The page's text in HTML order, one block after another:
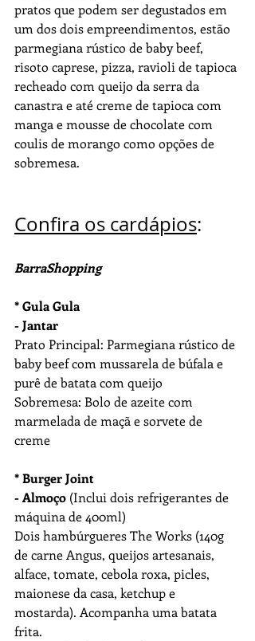
pratos que podem ser degustados em
um dos dois empreendimentos, estão
parmegiana rústico de baby beef,
risoto caprese, pizza, ravioli de tapioca
recheado com queijo da serra da
canastra e até creme de tapioca com
manga e mousse de chocolate com
coulis de morango como opções de
sobremesa.
Confira os cardápios:
BarraShopping
* Gula Gula
- Jantar
Prato Principal: Parmegiana rústico de
baby beef com mussarela de búfala e
purê de batata com queijo
Sobremesa: Bolo de azeite com
marmelada de maçã e sorvete de
creme
* Burger Joint
- Almoço (Inclui dois refrigerantes de
máquina de 400ml)
Dois hambúrgueres The Works (140g
de carne Angus, queijos artesanais,
alface, tomate, cebola roxa, picles,
maionese da casa, ketchup e
mostarda). Acompanha uma batata
frita.